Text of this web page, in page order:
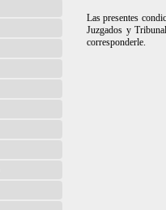
Las presentes
Juzgados y
corresponderle.